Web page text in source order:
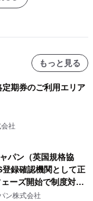
もっと見る
定期券のご利用エリア
社
パン（英国規格協
録確認機関として正
ーズ開始で制度対応
の対応はどう変わるの
ン株式会社